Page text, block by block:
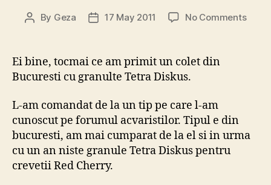
Post
By Geza
Post17 May 2011 No Commentson
Ei bine, tocmai ce am primit un colet din
Bucuresti cu granulte Tetra Diskus.
L-am comandat de la un tip pe care l-am
cunoscut pe forumul acvaristilor. Tipul e din
bucuresti, am mai cumparat de la el si in urma
cu un an niste granule Tetra Diskus pentru
crevetii Red Cherry.